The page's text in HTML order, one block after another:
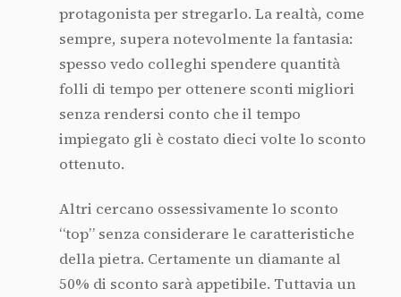
protagonista per stregarlo. La realtà, come
sempre, supera notevolmente la fantasia:
spesso vedo colleghi spendere quantità
folli di tempo per ottenere sconti migliori
senza rendersi conto che il tempo
impiegato gli è costato dieci volte lo sconto
ottenuto.
Altri cercano ossessivamente lo sconto
“top” senza considerare le caratteristiche
della pietra. Certamente un diamante al
50% di sconto sarà appetibile. Tuttavia un